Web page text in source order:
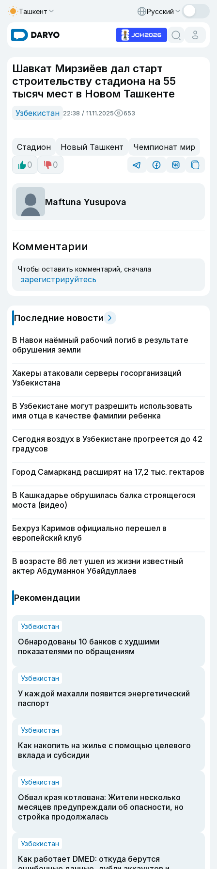
Ташкент Русский
Шавкат Мирзиёев дал старт
строительству стадиона на 55
тысяч мест в Новом Ташкенте
Узбекистан 22:38 / 11.11.2025 653
Стадион Новый Ташкент
Чемпионат мир
0
0
Maftuna Yusupova
Комментарии
Чтобы оставить комментарий, сначала
зарегистрируйтесь
Последние новости
В Навои наёмный рабочий погиб в результате
обрушения земли
Хакеры атаковали серверы госорганизаций
Узбекистана
В Узбекистане могут разрешить использовать
имя отца в качестве фамилии ребенка
Сегодня воздух в Узбекистане прогреется до 42
градусов
Город Самарканд расширят на 17,2 тыс. гектаров
В Кашкадарье обрушилась балка строящегося
моста (видео)
Бехруз Каримов официально перешел в
европейский клуб
В возрасте 86 лет ушел из жизни известный
актер Абдуманнон Убайдуллаев
Рекомендации
Узбекистан
Обнародованы 10 банков с худшими
показателями по обращениям
Узбекистан
У каждой махалли появится энергетический
паспорт
Узбекистан
Как накопить на жилье с помощью целевого
вклада и субсидии
Узбекистан
Обвал края котлована: Жители несколько
месяцев предупреждали об опасности, но
стройка продолжалась
Узбекистан
Как работает DMED: откуда берутся